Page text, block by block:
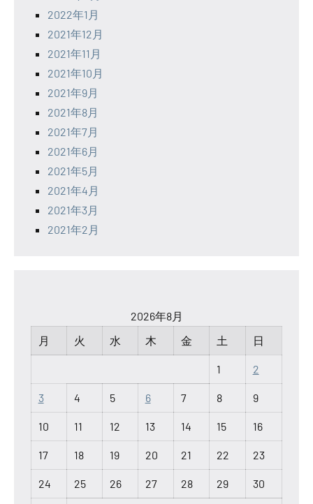
2022年1月
2021年12月
2021年11月
2021年10月
2021年9月
2021年8月
2021年7月
2021年6月
2021年5月
2021年4月
2021年3月
2021年2月
2026年8月
月
火 水 木 金 土 日
1 2
3 4 5 6 7 8 9
10 11 12 13 14 15 16
17 18 19 20 21 22 23
24 25 26 27 28 29 30